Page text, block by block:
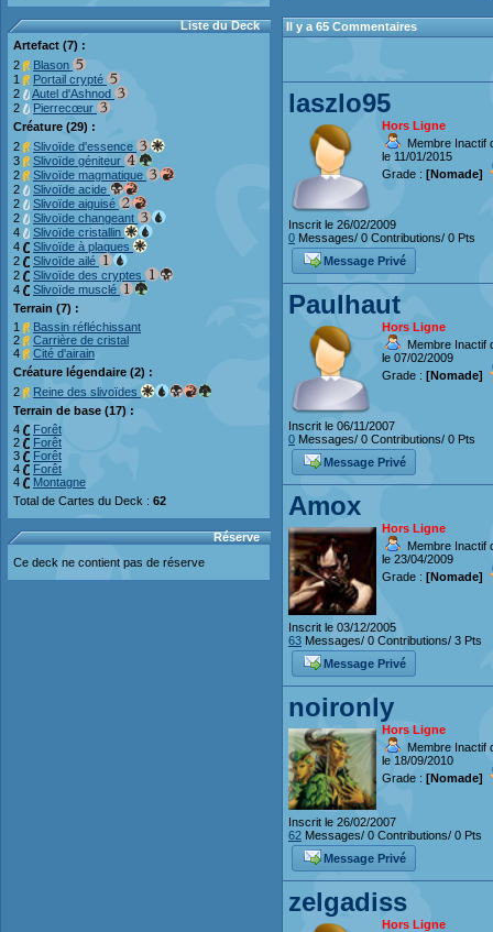
Liste du Deck
Artefact (7) :
2
Blason
1
Portail crypté
2
Autel d'Ashnod
2
Pierrecœur
Créature (29) :
2
Slivoïde d'essence
3
Slivoïde géniteur
2
Slivoïde magmatique
2
Slivoïde acide
2
Slivoïde aiguisé
2
Slivoïde changeant
4
Slivoïde cristallin
4
Slivoïde à plaques
2
Slivoïde ailé
2
Slivoïde des cryptes
4
Slivoïde musclé
Terrain (7) :
1
Bassin réfléchissant
2
Carrière de cristal
4
Cité d'airain
Créature légendaire (2) :
2
Reine des slivoïdes
Terrain de base (17) :
4
Forêt
2
Forêt
3
Forêt
4
Forêt
4
Montagne
Total de Cartes du Deck : 62
Réserve
Ce deck ne contient pas de réserve
Il y a 65 Commentaires
laszlo95
Hors Ligne
Membre Inactif
le 11/01/2015
Grade : [Nomade]
Inscrit le 26/02/2009
0 Messages/ 0 Contributions/ 0 Pts
Message Privé
Paulhaut
Hors Ligne
Membre Inactif
le 07/02/2009
Grade : [Nomade]
Inscrit le 06/11/2007
0 Messages/ 0 Contributions/ 0 Pts
Message Privé
Amox
Hors Ligne
Membre Inactif
le 23/04/2009
Grade : [Nomade]
Inscrit le 03/12/2005
63 Messages/ 0 Contributions/ 3 Pts
Message Privé
noironly
Hors Ligne
Membre Inactif
le 18/09/2010
Grade : [Nomade]
Inscrit le 26/02/2007
62 Messages/ 0 Contributions/ 0 Pts
Message Privé
zelgadiss
Hors Ligne